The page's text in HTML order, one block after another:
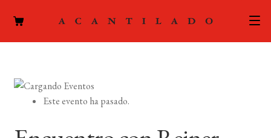
Este evento ha pasado.